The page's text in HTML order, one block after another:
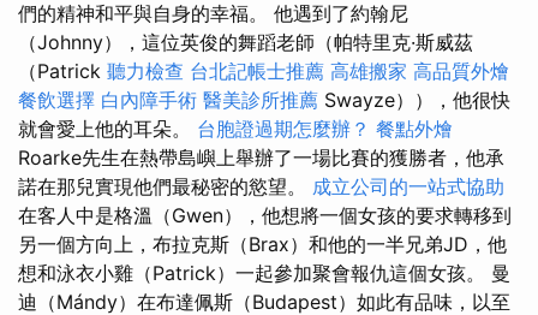
們的精神和平與自身的幸福。 他遇到了約翰尼
（Johnny），這位英俊的舞蹈老師（帕特里克·斯威茲
（Patrick 聽力檢查 台北記帳士推薦 高雄搬家 高品質外燴
餐飲選擇 白內障手術 醫美診所推薦 Swayze）），他很快
就會愛上他的耳朵。 台胞證過期怎麼辦？ 餐點外燴
Roarke先生在熱帶島嶼上舉辦了一場比賽的獲勝者，他承
諾在那兒實現他們最秘密的慾望。 成立公司的一站式協助
在客人中是格溫（Gwen），他想將一個女孩的要求轉移到
另一個方向上，布拉克斯（Brax）和他的一半兄弟JD，他
想和泳衣小雞（Patrick）一起參加聚會報仇這個女孩。 曼
迪（Mándy）在布達佩斯（Budapest）如此有品味，以至